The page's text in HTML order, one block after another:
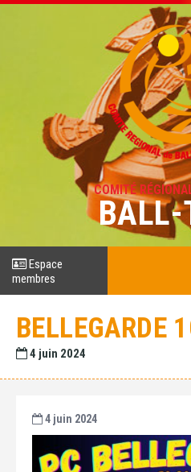
COMITÉ
BALL-
Espace
membres
BELLEGARDE
4 juin 2024
4 juin 2024